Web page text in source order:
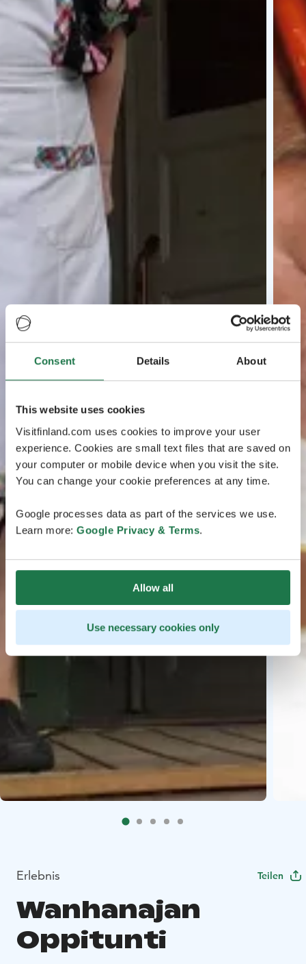
Consent Details About
This website uses cookies
Visitfinland.com uses cookies to improve your user
experience. Cookies are small text files that are saved on
your computer or mobile device when you visit the site.
You can change your cookie preferences at any time.
Google processes data as part of the services we use.
Learn more: Google Privacy & Terms.
Allow all
Use necessary cookies only
Erlebnis Teilen
Wanhanajan
Oppitunti